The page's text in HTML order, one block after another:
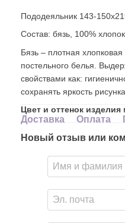
Пододеяльник 143-
Состав: бязь, 100%
Бязь – плотная
постельного белья.
свойствами как:
сохранять яркость
Цвет и оттенок
Доставка Оплата
Новый отзыв или